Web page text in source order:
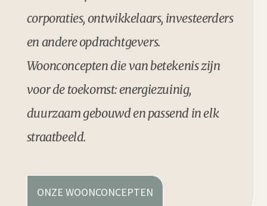
corporaties, ontwikkelaars, investeerders
en andere opdrachtgevers.
Woonconcepten die van betekenis zijn
voor de toekomst: energiezuinig,
duurzaam gebouwd en passend in elk
straatbeeld.
ONZE WOONCONCEPTEN